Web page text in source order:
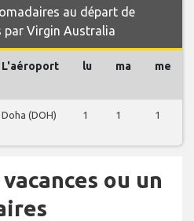
au départ de
par Virgin Australia
L'aéroport lu ma me
Doha (DOH) 1 1 1
ou un